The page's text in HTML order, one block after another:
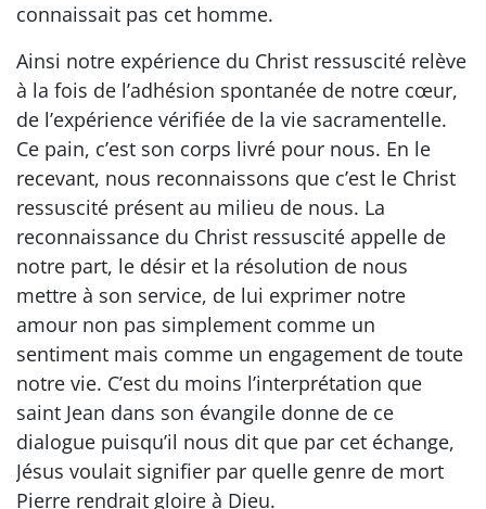
connaissait pas cet homme.
Ainsi notre expérience du Christ ressuscité relève
à la fois de l’adhésion spontanée de notre cœur,
de l’expérience vérifiée de la vie sacramentelle.
Ce pain, c’est son corps livré pour nous. En le
recevant, nous reconnaissons que c’est le Christ
ressuscité présent au milieu de nous. La
reconnaissance du Christ ressuscité appelle de
notre part, le désir et la résolution de nous
mettre à son service, de lui exprimer notre
amour non pas simplement comme un
sentiment mais comme un engagement de toute
notre vie. C’est du moins l’interprétation que
saint Jean dans son évangile donne de ce
dialogue puisqu’il nous dit que par cet échange,
Jésus voulait signifier par quelle genre de mort
Pierre rendrait gloire à Dieu.